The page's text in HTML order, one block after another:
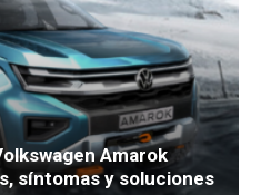
Amarok
síntomas y soluciones